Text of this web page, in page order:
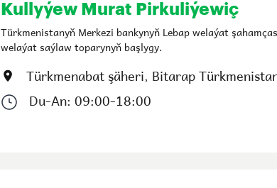
Kullyýew Murat Pirkuliýewiç
Türkmenistanyň Merkezi bankynyň Lebap welaýat
welaýat saýlaw toparynyň başlygy.
Türkmenabat şäheri, Bitarap
Du-An: 09:00-18:00